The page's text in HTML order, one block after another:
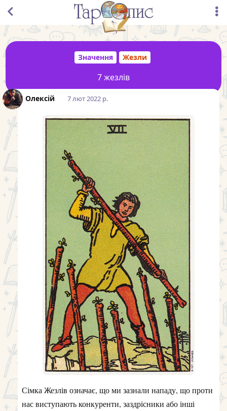
Значення Жезли
7 жезлів
Олексій 7 лют 2022 р.
Сімка Жезлів означає, що ми зазнали нападу, що проти
нас виступають конкуренти, заздрісники або інші